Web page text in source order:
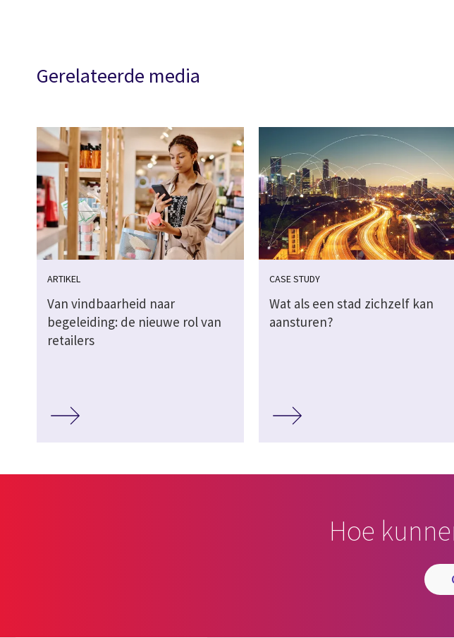
Gerelateerde media
ARTIKEL
Van vindbaarheid naar
begeleiding: de nieuwe rol van
retailers
CASE STUDY
Wat als een stad zichzelf kan
aansturen?
Hoe